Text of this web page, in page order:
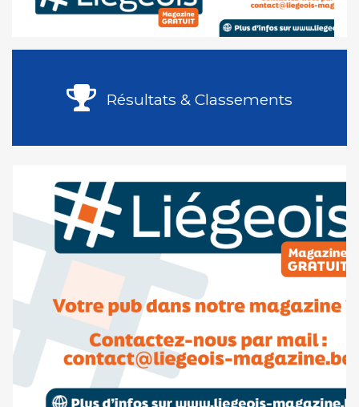
Résultats & Classements